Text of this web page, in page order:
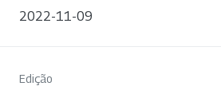
2022-11-09
Edição